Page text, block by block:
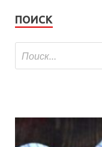
ПОИСК